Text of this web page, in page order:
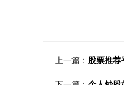
上一篇： 股票推